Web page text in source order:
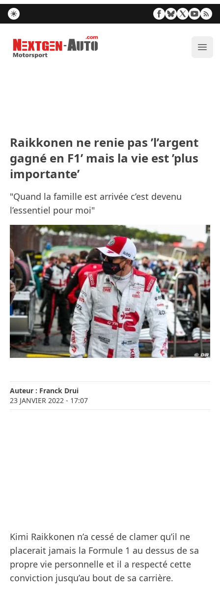
Nextgen-Auto.com
Raikkonen ne renie pas ’l’argent
gagné en F1’ mais la vie est ’plus
importante’
"Quand la famille est arrivée c’est devenu
l’essentiel pour moi"
Auteur : Franck Drui
23 JANVIER 2022 - 17:07
Kimi Raikkonen n’a cessé de clamer qu’il ne
placerait jamais la Formule 1 au dessus de sa
propre vie personnelle et il a respecté cette
conviction jusqu’au bout de sa carrière.